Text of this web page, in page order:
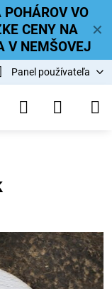
✕
VO
CENY NA
V NEMŠOVEJ
Panel používateľa